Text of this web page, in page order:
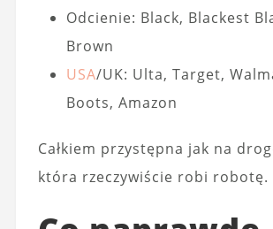
Odcienie: Black, Blackest
Brown
USA/UK: Ulta, Target,
Boots, Amazon
Całkiem przystępna jak na
która rzeczywiście robi robotę.